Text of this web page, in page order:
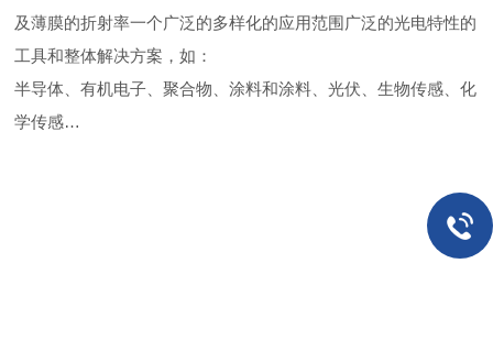
及薄膜的折射率一个广泛的多样化的应用范围广泛的光电特性的
工具和整体解决方案，如：
半导体、有机电子、聚合物、涂料和涂料、光伏、生物传感、化
学传感…